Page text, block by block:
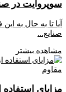
سوپروایت در
آیا تا به حال به
صنایع...
مشاهده بیشتر
مزایای